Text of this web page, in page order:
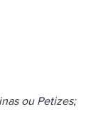
ou Petizes;